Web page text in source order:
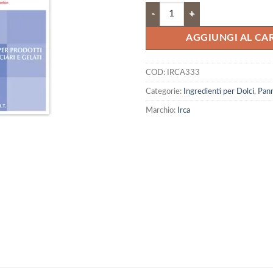
Panna Pif PoF quantità
AGGIUNGI AL
COD: IRCA333
Categorie: Ingredienti per Dolci,
Marchio: Irca